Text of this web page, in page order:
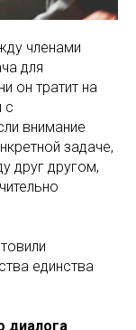
членами
для
он тратит на
с
внимание
задаче,
друг другом,
единства
диалога